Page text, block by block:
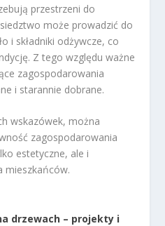
przestrzeni do
może prowadzić do
i składniki odżywcze, co
Z tego względu ważne
zagospodarowania
i starannie dobrane.
wskazówek, można
zagospodarowania
estetyczne, ale i
mieszkańców.
drzewach – projekty i